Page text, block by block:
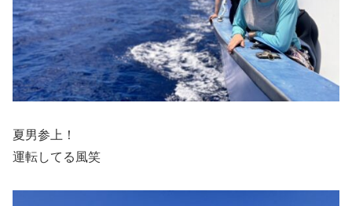
夏男参上！
運転してる風笑